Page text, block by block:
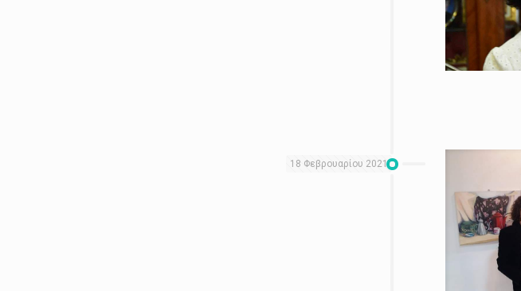
18 Φεβρουαρίου 2021